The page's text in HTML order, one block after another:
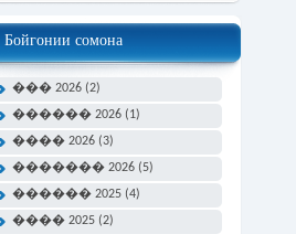
Бойгонии сомона
��� 2026 (2)
������ 2026 (1)
���� 2026 (3)
������� 2026 (5)
������ 2025 (4)
���� 2025 (2)